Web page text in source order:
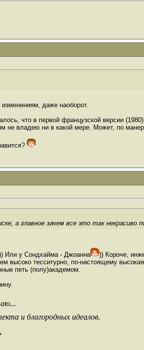
даже наоборот.
что в первой французской версии
владею ни в какой мере. Может, по
а главное зачем все это так некрасиво
Или у Сондхайма - Джоанна )) Короче,
высоко тесситурно, по-настоящему
петь (полу)академом.
и благородных идеалов.